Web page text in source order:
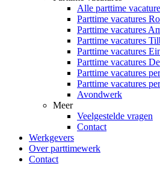
Alle parttime
Parttime vacatures
Parttime vacatures
Parttime vacatures
Parttime vacatures
Parttime vacatures
Parttime vacatures
Parttime vacatures
Avondwerk
Meer
Veelgestelde vragen
Contact
Werkgevers
Over parttimewerk
Contact